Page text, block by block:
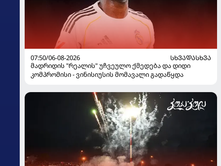
07:50/06-08-2026
ᲡᲮᲕᲐᲓᲐᲡᲮᲕᲐ
მადრიდის "რეალის" უჩვეულო ქმედება და დიდი
კომპრომისი - ვინისიუსის მომავალი გადაწყდა